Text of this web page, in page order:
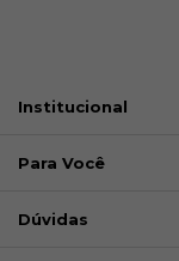
Institucional
Para Você
Dúvidas